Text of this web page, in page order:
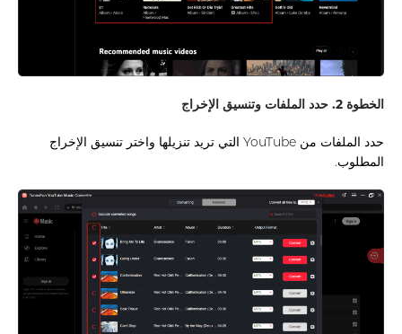
الخطوة 2. حدد الملفات وتنسيق الإخراج
حدد الملفات من YouTube التي تريد تنزيلها واختر تنسيق الإخراج
المطلوب.